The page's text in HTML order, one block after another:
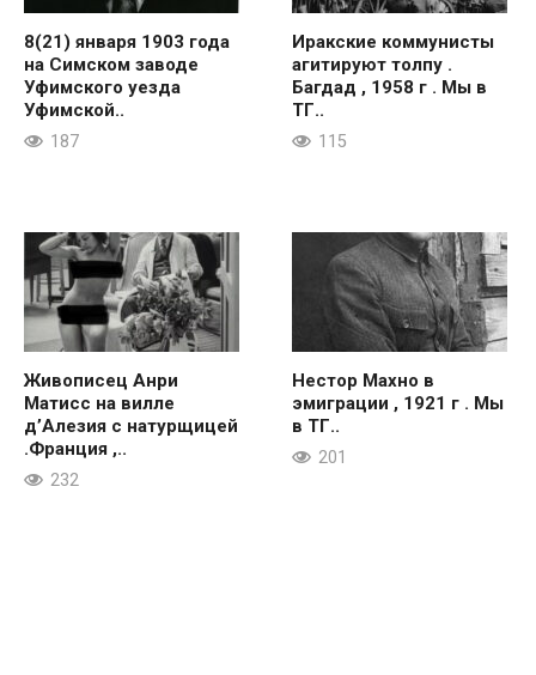
8(21) января 1903 года
на Симском заводе
Уфимского уезда
Уфимской..
187
Иракские коммунисты
агитируют толпу .
Багдад , 1958 г . Мы в
ТГ..
115
Живописец Анри
Матисс на вилле
д’Алезия с натурщицей
.Франция ,..
232
Нестор Махно в
эмиграции , 1921 г . Мы
в ТГ..
201